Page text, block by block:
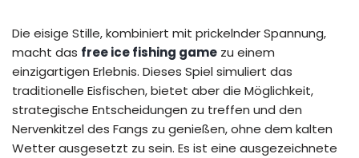
Die eisige Stille, kombiniert mit prickelnder Spannung,
macht das free ice fishing game zu einem
einzigartigen Erlebnis. Dieses Spiel simuliert das
traditionelle Eisfischen, bietet aber die Möglichkeit,
strategische Entscheidungen zu treffen und den
Nervenkitzel des Fangs zu genießen, ohne dem kalten
Wetter ausgesetzt zu sein. Es ist eine ausgezeichnete